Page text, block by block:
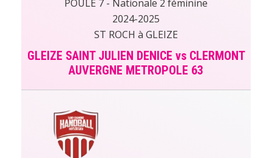
POULE 7 - Nationale 2 féminine
2024-2025
ST ROCH à GLEIZE
GLEIZE SAINT JULIEN DENICE vs CLERMONT
AUVERGNE METROPOLE 63